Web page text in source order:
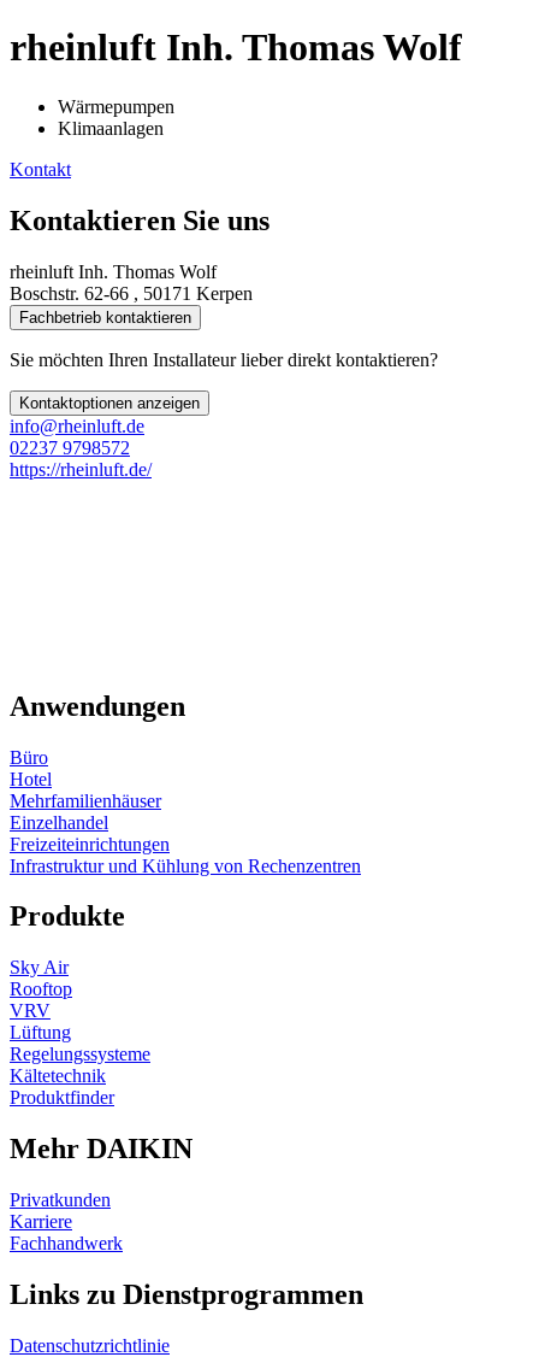
rheinluft Inh. Thomas Wolf
Wärmepumpen
Klimaanlagen
Kontakt
Kontaktieren Sie uns
rheinluft Inh. Thomas Wolf
Boschstr. 62-66 , 50171 Kerpen
Fachbetrieb kontaktieren
Sie möchten Ihren Installateur lieber direkt kontaktieren?
Kontaktoptionen anzeigen
info@rheinluft.de
02237 9798572
https://rheinluft.de/
Anwendungen
Büro
Hotel
Mehrfamilienhäuser
Einzelhandel
Freizeiteinrichtungen
Infrastruktur und Kühlung von Rechenzentren
Produkte
Sky Air
Rooftop
VRV
Lüftung
Regelungssysteme
Kältetechnik
Produktfinder
Mehr DAIKIN
Privatkunden
Karriere
Fachhandwerk
Links zu Dienstprogrammen
Datenschutzrichtlinie